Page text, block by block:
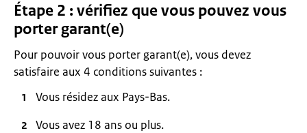
Étape 2 : vérifiez que vous pouvez vous
porter garant(e)
Pour pouvoir vous porter garant(e), vous devez
satisfaire aux 4 conditions suivantes :
Vous résidez aux Pays-Bas.
Vous avez 18 ans ou plus.